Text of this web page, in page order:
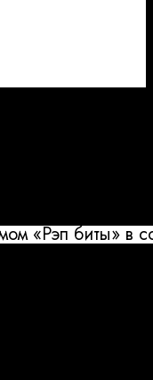
«Рэп биты» в